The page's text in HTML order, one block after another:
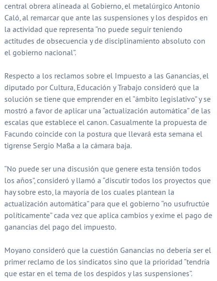
central obrera alineada al Gobierno, el metalúrgico Antonio
Caló, al remarcar que ante las suspensiones y los despidos en
la actividad que representa “no puede seguir teniendo
actitudes de obsecuencia y de disciplinamiento absoluto con
el gobierno nacional”.
Respecto a los reclamos sobre el Impuesto a las Ganancias, el
diputado por Cultura, Educación y Trabajo consideró que la
solución se tiene que emprender en el “ámbito legislativo” y se
mostró a favor de aplicar una “actualización automática” de las
escalas que establece el canon. Casualmente la propuesta de
Facundo coincide con la postura que llevará esta semana el
tigrense Sergio Massa a la cámara baja.
“No puede ser una discusión que genere esta tensión todos
los años”, consideró y llamó a “discutir todos los proyectos que
hay sobre esto, la mayoría de los cuales plantean la
actualización automática” para que el gobierno “no usufructúe
políticamente” cada vez que aplica cambios y exime el pago de
ganancias del pago del impuesto.
Moyano consideró que la cuestión Ganancias no debería ser el
primer reclamo de los sindicatos sino que la prioridad “tendría
que estar en el tema de los despidos y las suspensiones”.